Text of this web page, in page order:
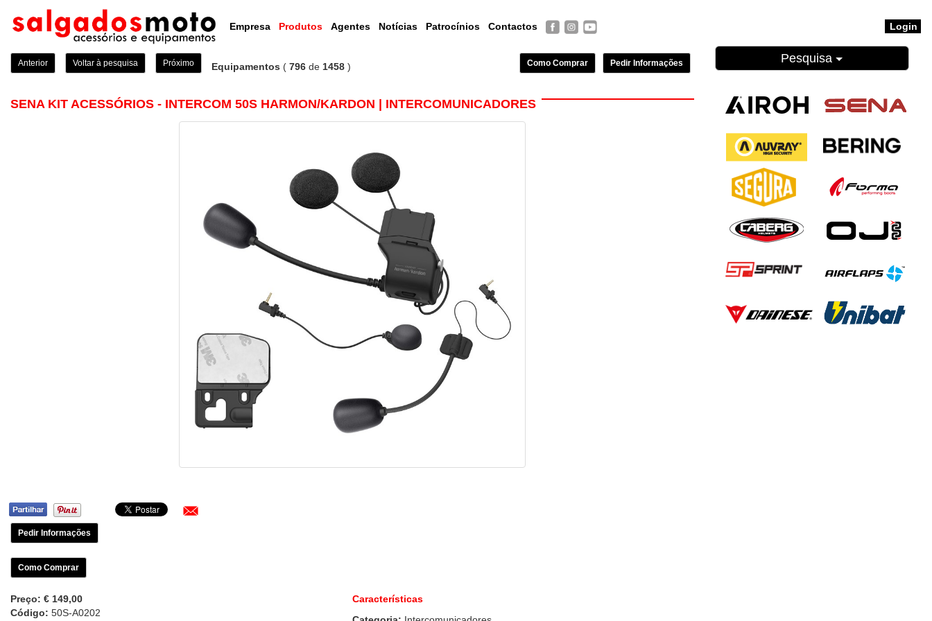
Empresa Produtos Agentes Notícias Patrocínios Contactos Login
Anterior Voltar à pesquisa Próximo Equipamentos ( 796 de 1458 ) Pedir Informações
Como Comprar
SENA KIT ACESSÓRIOS - INTERCOM 50S HARMON/KARDON | INTERCOMUNICADORES
Pedir Informações
Como Comprar
Preço: € 149,00
Código: 50S-A0202
Características
Pesquisa